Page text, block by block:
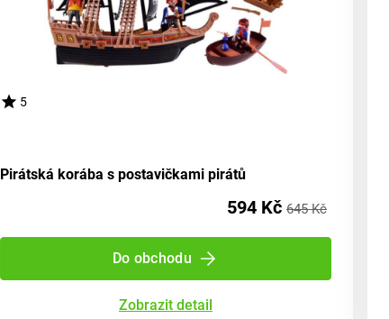
5
Pirátská korába s postavičkami pirátů
594 Kč 645 Kč
Do obchodu
Zobrazit detail